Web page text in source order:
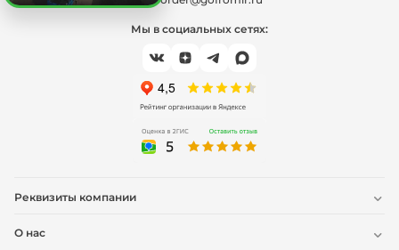
Мы в социальных сетях:
Реквизиты компании
О нас